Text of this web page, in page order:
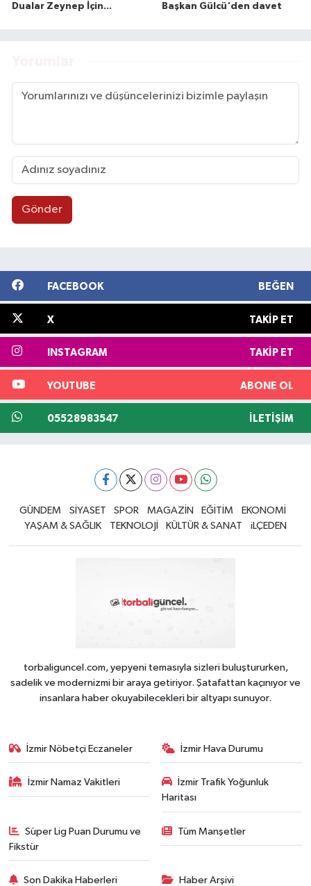
Dualar Zeynep İçin... Başkan Gülcü'den davet
Gönder
FACEBOOK BEĞEN
X TAKIP ET
INSTAGRAM TAKIP ET
YOUTUBE ABONE OL
05528983547 İLETIŞIM
GÜNDEM SİYASET SPOR MAGAZİN EĞİTİM
EKONOMİ
YAŞAM & SAĞLIK
TEKNOLOJİ KÜLTÜR & SANAT iLÇEDEN
torbaliguncel.com, yepyeni temasıyla sizleri buluştururken,
sadelik ve modernizmi bir araya getiriyor. Şatafattan kaçınıyor ve
insanlara haber okuyabilecekleri bir altyapı sunuyor.
İzmir Nöbetçi Eczaneler İzmir Hava Durumu
İzmir Namaz Vakitleri
İzmir Trafik Yoğunluk
Haritası
Süper Lig Puan Durumu ve
Fikstür
Tüm Manşetler
Son Dakika Haberleri Haber Arşivi